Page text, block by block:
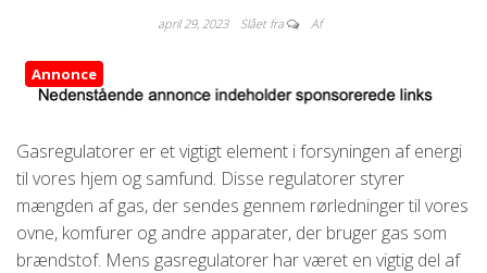
april 29, 2023 Slået fra Af
Annonce
Gasregulatorer er et vigtigt element i forsyningen af energi
til vores hjem og samfund. Disse regulatorer styrer
mængden af gas, der sendes gennem rørledninger til vores
ovne, komfurer og andre apparater, der bruger gas som
brændstof. Mens gasregulatorer har været en vigtig del af